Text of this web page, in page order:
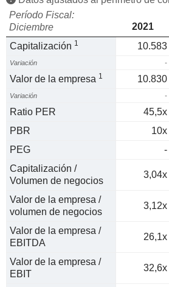
Período Fiscal:
Diciembre
2021
Capitalización 1 10.583
Variación -
Valor de la empresa 1 10.830
Variación -
Ratio PER 45,5x
PBR
10x
PEG
-
Capitalización /
Volumen de negocios
3,04x
Valor de la empresa /
volumen de negocios
3,12x
Valor de la empresa /
EBITDA
26,1x
Valor de la empresa /
EBIT
32,6x